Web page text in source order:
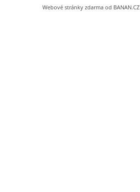
Webové stránky zdarma od BANAN.CZ